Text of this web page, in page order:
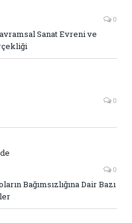
0
Sanat Evreni ve
0
0
Bağımsızlığına Dair Bazı